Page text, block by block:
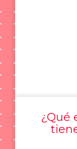
¿Qué